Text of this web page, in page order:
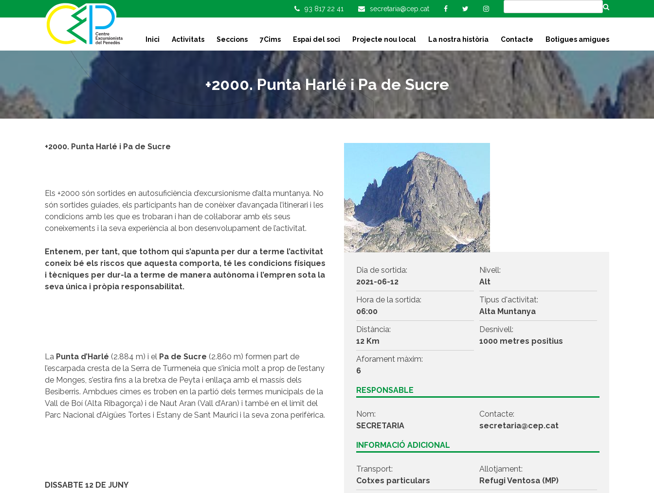
k
t
o
93 817 22 41 secretaria@cep.cat
Inici Activitats Seccions 7Cims Espai del soci Projecte nou local La nostra història Contacte Botigues amigues
+2000. Punta Harlé i Pa de Sucre
+2000. Punta Harlé i Pa de Sucre
Els +2000 són sortides en autosuficiència d’excursionisme d’alta muntanya. No
són sortides guiades, els participants han de conèixer d’avançada l’itinerari i les
condicions amb les que es trobaran i han de col·laborar amb els seus
coneixements i la seva experiència al bon desenvolupament de l’activitat.
Entenem, per tant, que tothom qui s’apunta per dur a terme l’activitat
coneix bé els riscos que aquesta comporta, té les condicions físiques
i tècniques per dur-la a terme de manera autònoma i l’empren sota la
seva única i pròpia responsabilitat.
La Punta d’Harlé (2.884 m) i el Pa de Sucre (2.860 m) formen part de
l’escarpada cresta de la Serra de Turmeneia que s’inicia molt a prop de l’estany
de Monges, s’estira fins a la bretxa de Peyta i enllaça amb el massís dels
Besiberris. Ambdues cimes es troben en la partió dels termes municipals de la
Vall de Boí (Alta Ribagorça) i de Naut Aran (Vall d’Aran) i també en el límit del
Parc Nacional d’Aigües Tortes i Estany de Sant Maurici i la seva zona perifèrica.
DISSABTE 12 DE JUNY
Dia de sortida:
2021-06-12
Nivell:
Alt
Hora de la sortida:
06:00
Tipus d'activitat:
Alta Muntanya
Distància:
12 Km
Desnivell:
1000 metres positius
Aforament màxim:
6
RESPONSABLE
Nom:
SECRETARIA
Contacte:
secretaria@cep.cat
INFORMACIÓ ADICIONAL
Transport:
Cotxes particulars
Allotjament:
Refugi Ventosa (MP)